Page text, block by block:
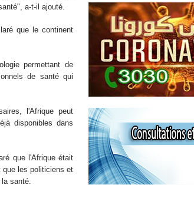
a-t-il ajouté.
que le continent
permettant de
de santé qui
l'Afrique peut
disponibles dans
que l'Afrique était
que les politiciens et
santé.